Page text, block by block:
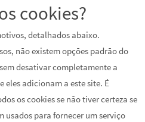
cookies?
detalhados abaixo.
não existem opções padrão do
desativar completamente a
eles adicionam a este site. É
os cookies se não tiver certeza se
usados ​​para fornecer um serviço